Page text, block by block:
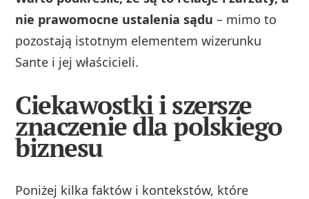
nie prawomocne ustalenia sądu – mimo to
pozostają istotnym elementem wizerunku
Sante i jej właścicieli.
Ciekawostki i szersze
znaczenie dla polskiego
biznesu
Poniżej kilka faktów i kontekstów, które